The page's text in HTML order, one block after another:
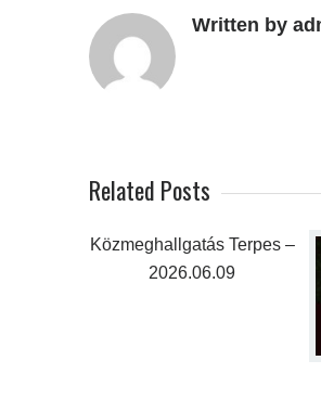
Written by
Related Posts
Közmeghallgatás Terpes –
2026.06.09